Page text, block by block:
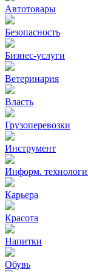
Автотовары
Безопасность
Бизнес-услуги
Ветеринария
Власть
Грузоперевозки
Инструмент
Информ.
Карьера
Красота
Напитки
Обувь